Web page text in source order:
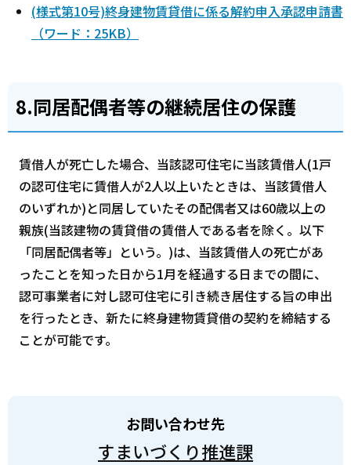
(様式第10号)終身建物賃貸借に係る解約申入承認申請書
（ワード：25KB）
8.同居配偶者等の継続居住の保護
賃借人が死亡した場合、当該認可住宅に当該賃借人(1戸
の認可住宅に賃借人が2人以上いたときは、当該賃借人
のいずれか)と同居していたその配偶者又は60歳以上の
親族(当該建物の賃貸借の賃借人である者を除く。以下
「同居配偶者等」という。)は、当該賃借人の死亡があ
ったことを知った日から1月を経過する日までの間に、
認可事業者に対し認可住宅に引き続き居住する旨の申出
を行ったとき、新たに終身建物賃貸借の契約を締結する
ことが可能です。
お問い合わせ先
すまいづくり推進課